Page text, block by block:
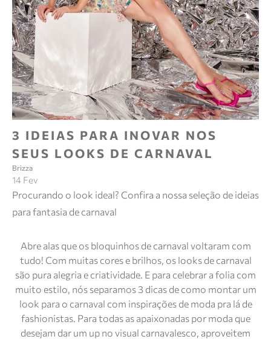
3 IDEIAS PARA INOVAR NOS
SEUS LOOKS DE CARNAVAL
Brizza
14 Fev
Procurando o look ideal? Confira a nossa seleção de ideias
para fantasia de carnaval
Abre alas que os bloquinhos de carnaval voltaram com
tudo! Com muitas cores e brilhos, os looks de carnaval
são pura alegria e criatividade. E para celebrar a folia com
muito estilo, nós separamos 3 dicas de como montar um
look para o carnaval com inspirações de moda pra lá de
fashionistas. Para todas as apaixonadas por moda que
desejam dar um up no visual carnavalesco, aproveitem